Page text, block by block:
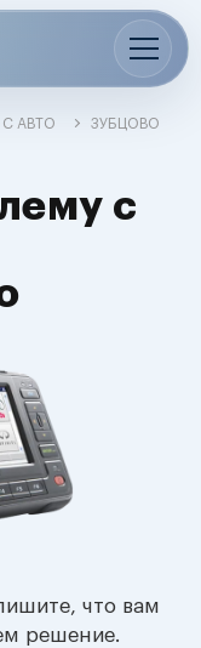
С АВТО ЗУБЦОВО
с
что вам
решение.